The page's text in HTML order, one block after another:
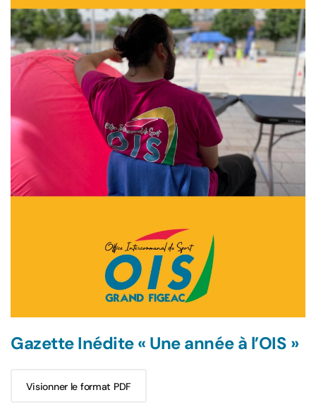
Gazette Inédite « Une année à l’OIS »
Visionner le format PDF